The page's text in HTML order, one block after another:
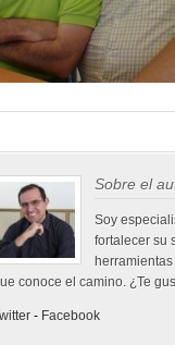
Sobre el
Soy
fortalecer su
conoce el camino. ¿Te
- Facebook